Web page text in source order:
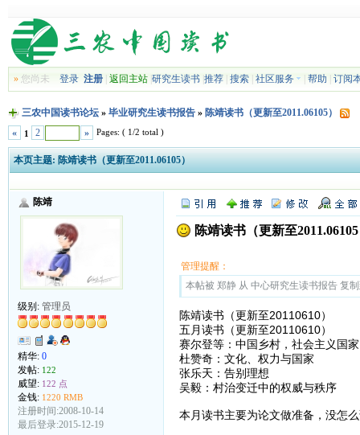
»您尚未 登录 注册| 返回主站| 研究生读书| 推荐| 搜索| 社区服务 帮助 订阅
三农中国读书论坛» 毕业研究生读书报告» 陈靖读书（更新至2011.06105）
«
1 2 » Pages: ( 1/2 total )
本页主题: 陈靖读书（更新至2011.06105）
陈靖
级别: 管理员
精华: 0
发帖: 122
威望: 122 点
金钱: 1220 RMB
注册时间:2008-10-14
最后登录:2015-12-19
陈靖读书（更新至
管理提醒：
本帖被 郑静 从 中心研究生读书报告 复
陈靖读书（更新至20110610）
五月读书（更新至20110610）
赛尔登等：中国乡村，社会主义国家
杜赞奇：文化、权力与国家
张乐天：告别理想
吴毅：村治变迁中的权威与秩序
本月读书主要为论文做准备，没怎